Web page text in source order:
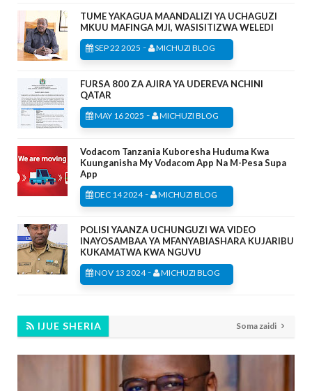
TUME YAKAGUA MAANDALIZI YA UCHAGUZI
MKUU MAFINGA MJI, WASISITIZWA WELEDI
SEP 22 2025 - MICHUZI BLOG
FURSA 800 ZA AJIRA YA UDEREVA NCHINI
QATAR
MAY 16 2025 - MICHUZI BLOG
Vodacom Tanzania Kuboresha Huduma Kwa
Kuunganisha My Vodacom App Na M-Pesa Supa
App
DEC 14 2024- MICHUZI BLOG
POLISI YAANZA UCHUNGUZI WA VIDEO
INAYOSAMBAA YA MFANYABIASHARA KUJARIBU
KUKAMATWA KWA NGUVU
NOV 13 2024- MICHUZI BLOG
IJUE SHERIA Soma zaidi